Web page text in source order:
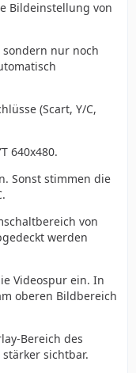
Bildeinstellung von
sondern nur noch
(Scart, Y/C,
640x480.
Sonst stimmen die
von
werden
Videospur ein. In
oberen Bildbereich
Bereich des
sichtbar.